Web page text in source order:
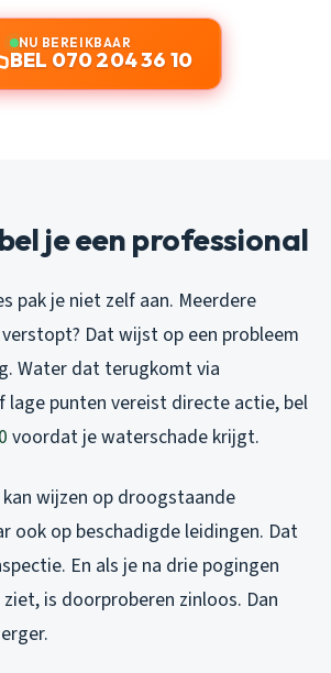
NU BEREIKBAAR
BEL 070 204 36 10
je een professional
pak je niet zelf aan. Meerdere
Dat wijst op een probleem
Water dat terugkomt via
lage punten vereist directe actie, bel
voordat je waterschade krijgt.
wijzen op droogstaande
ook op beschadigde leidingen. Dat
En als je na drie pogingen
is doorproberen zinloos. Dan